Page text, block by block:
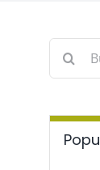
Buscar: